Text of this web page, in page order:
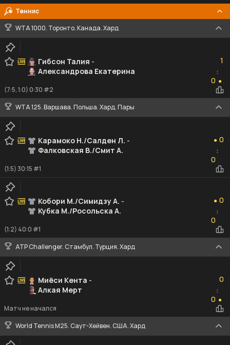
Теннис
WTA 1000. Торонто. Канада. Хард
Гибсон Талия -
Александрова Екатерина
1
:
0 ●
(7:5, 1:0) 0:30 #2
WTA 125. Варшава. Польша. Хард. Пары
Карамоко Н./Салден Л. -
Фалковская В./Смит А.
● 0
:
0
(1:5) 30:15 #1
Кобори М./Симидзу А. -
Кубка М./Росольска А.
● 0
:
0
(1:2) 40:0 #1
ATP Challenger. Стамбул. Турция. Хард
Миёси Кента -
Алкая Мерт
0
:
0 ●
Матч не начался
World Tennis M25. Саут-Хейвен. США. Хард